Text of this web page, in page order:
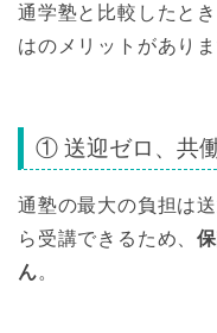
通学塾と比較したと
はのメリットがありま
① 送迎ゼロ、共
通塾の最大の負担は
ら受講できるため、
ん。